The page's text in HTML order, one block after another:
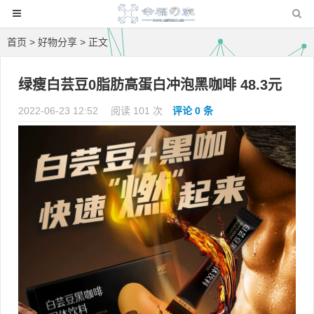
首页 > 好物分享 > 正文
绿瘦白芸豆0脂肪高蛋白冲泡黑咖啡 48.3元
2022-06-23 12:52 阅读 101 次 评论 0 条